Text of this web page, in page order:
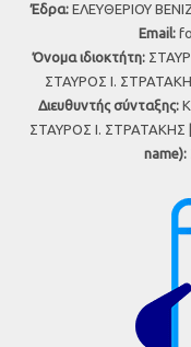
Έδρα: ΕΛΕΥΘΕΡΙΟΥ
Εmail:
Όνομα ιδιοκτήτη:
ΣΤΑΥΡΟΣ Ι.
Διευθυντής σύνταξης:
ΣΤΑΥΡΟΣ Ι. ΣΤΡΑΤΑΚΗΣ |
name):